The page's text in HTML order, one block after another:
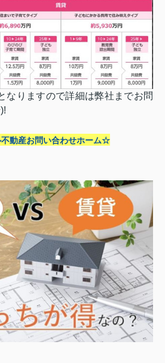
なりますので詳細は弊社までお問
動産お問い合わせホーム☆